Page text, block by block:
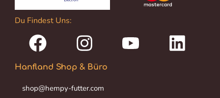
Du Findest Uns:
Hanfland Shop & Büro
shop@hempy-futter.com